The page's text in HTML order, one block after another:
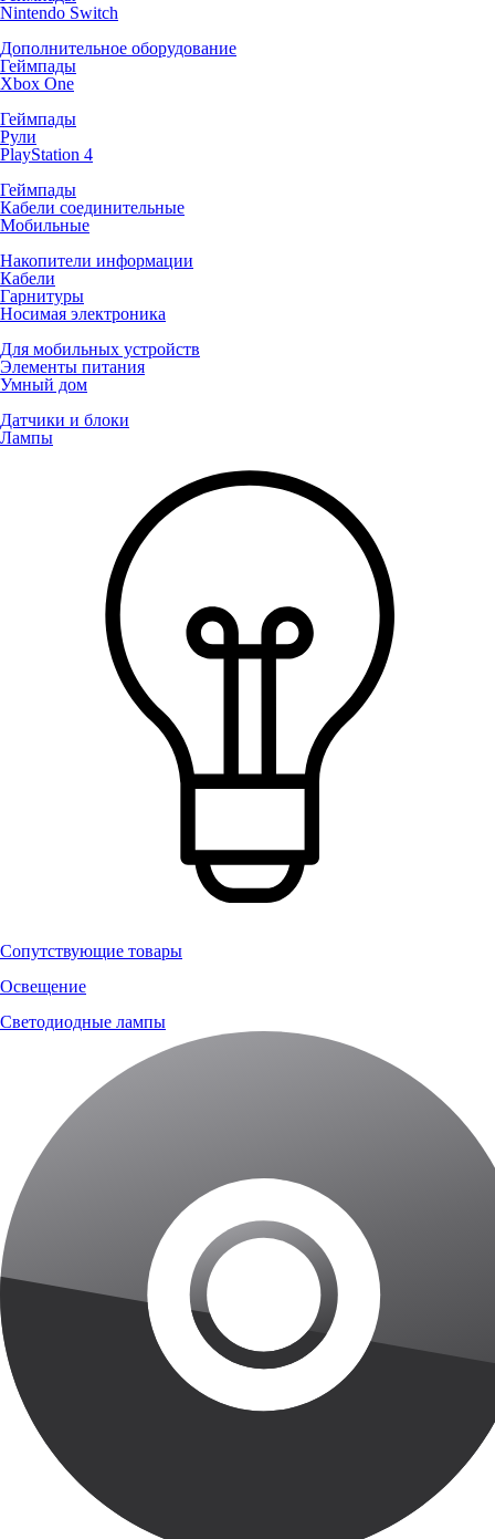
Nintendo Switch
Дополнительное оборудование
Геймпады
Xbox One
Геймпады
Рули
PlayStation 4
Геймпады
Кабели соединительные
Мобильные
Накопители информации
Кабели
Гарнитуры
Носимая электроника
Для мобильных устройств
Элементы питания
Умный дом
Датчики и блоки
Лампы
Сопутствующие товары
Освещение
Светодиодные лампы